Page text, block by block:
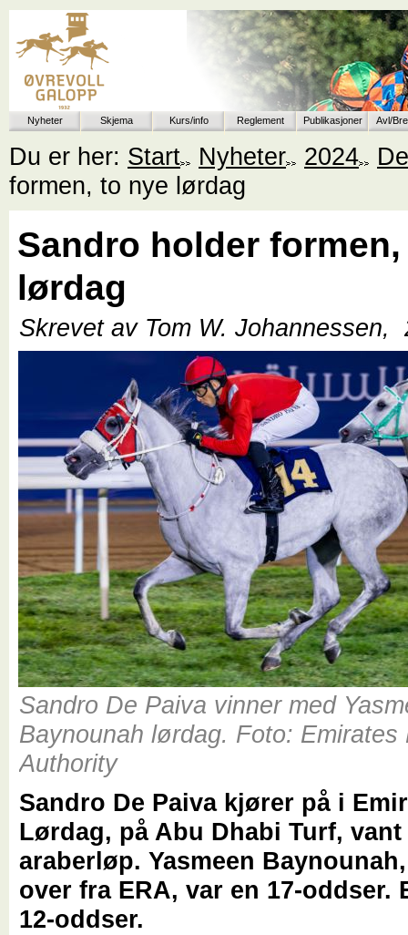
Nyheter Skjema Kurs/info Reglement Publikasjoner Avl/
Du er her: Start Nyheter 2024
formen, to nye lørdag
Sandro holder
lørdag
Skrevet av Tom W. Johannessen,
Sandro De Paiva vinner med
Baynounah lørdag. Foto: Emirates
Authority
Sandro De Paiva kjører på i
Lørdag, på Abu Dhabi Turf,
araberløp. Yasmeen
over fra ERA, var en 17-oddser.
12-oddser.